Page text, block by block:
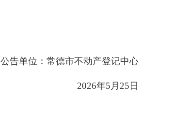
公告单位：常德市不动产登记中心
2026年5月25日